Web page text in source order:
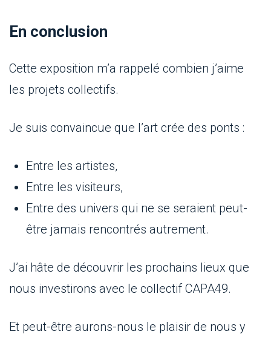
En conclusion
Cette exposition m’a rappelé combien j’aime
les projets collectifs.
Je suis convaincue que l’art crée des ponts :
Entre les artistes,
Entre les visiteurs,
Entre des univers qui ne se seraient peut-
être jamais rencontrés autrement.
J’ai hâte de découvrir les prochains lieux que
nous investirons avec le collectif CAPA49.
Et peut-être aurons-nous le plaisir de nous y